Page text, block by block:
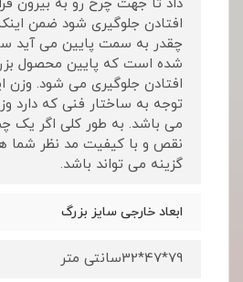
داد تا جهت چرخ رو به بیرون
افتادن جلوگیری شود ضمن
چقدر به سمت پایین می آید
شده است که پایین محصول
افتادن جلوگیری می شود. وزن
توجه به ساختار فنی که دارد
می باشد. به طور کلی اگر یک
نقص و با کیفیت مد نظر شما
گزینه می تواند باشد.
ابعاد خارجی سایز بزرگ
79*47*32سانتی متر